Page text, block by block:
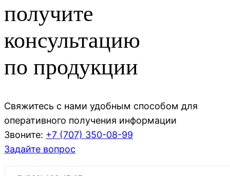
получите
консультацию
по продукции
Свяжитесь с нами удобным способом для
оперативного получения информации
Звоните: +7 (707) 350-08-99
Задайте вопрос